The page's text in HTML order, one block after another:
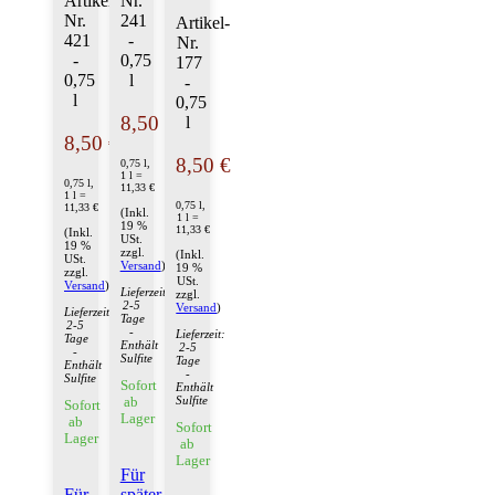
Nr.
421
-
0,75
l
8,50 €
0,75 l,
1 l =
11,33 €
(Inkl.
19 %
USt.
zzgl.
Versand)
Lieferzeit:
2-5
Tage
-
Enthält
Sulfite
Sofort
ab
Lager
241
-
0,75
l
8,50 €
0,75 l,
1 l =
11,33 €
(Inkl.
19 %
USt.
zzgl.
Versand)
Lieferzeit:
2-5
Tage
-
Enthält
Sulfite
Sofort
ab
Lager
Für
Artikel-
Nr.
177
-
0,75
l
8,50 €
0,75 l,
1 l =
11,33 €
(Inkl.
19 %
USt.
zzgl.
Versand)
Lieferzeit:
2-5
Tage
-
Enthält
Sulfite
Sofort
ab
Lager